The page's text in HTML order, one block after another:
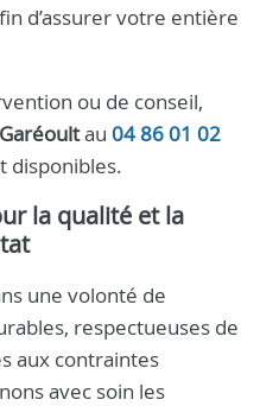
d’assurer votre entière
ou de conseil,
au 04 86 01 02
disponibles.
la qualité et la
une volonté de
respectueuses de
aux contraintes
avec soin les